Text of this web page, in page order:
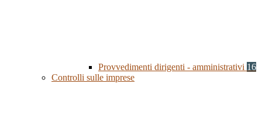
Provvedimenti dirigenti - amministrativi 16
Controlli sulle imprese